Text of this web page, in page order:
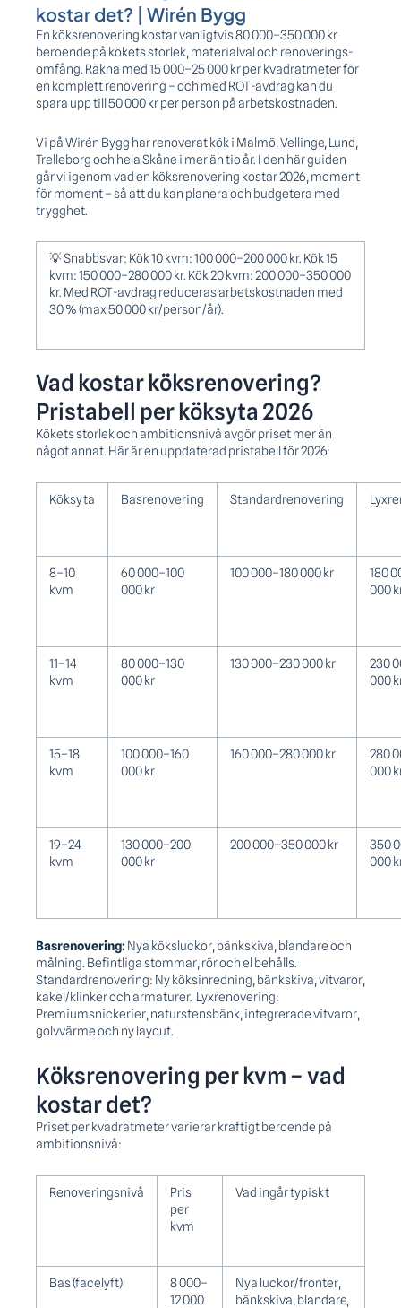
kostar det? | Wirén Bygg
En köksrenovering kostar vanligtvis 80 000–350 000 kr
beroende på kökets storlek, materialval och renoverings­
omfång. Räkna med 15 000–25 000 kr per kvadratmeter för
en komplett renovering – och med ROT-avdrag kan du
spara upp till 50 000 kr per person på arbetskostnaden.
Vi på Wirén Bygg har renoverat kök i Malmö, Vellinge, Lund,
Trelleborg och hela Skåne i mer än tio år. I den här guiden
går vi igenom vad en köksrenovering kostar 2026, moment
för moment – så att du kan planera och budgetera med
trygghet.
💡Snabbsvar: Kök 10 kvm: 100 000–200 000 kr. Kök 15
kvm: 150 000–280 000 kr. Kök 20 kvm: 200 000–350 000
kr. Med ROT-avdrag reduceras arbetskostnaden med
30 % (max 50 000 kr/person/år).
Vad kostar köksrenovering?
Pristabell per köksyta 2026
Kökets storlek och ambitionsnivå avgör priset mer än
något annat. Här är en uppdaterad pristabell för 2026:
Köksyta Basrenovering Standardrenovering
8–10
kvm
60 000–100
000 kr
100 000–180 000 kr
180
000
11–14
kvm
80 000–130
000 kr
130 000–230 000 kr
230
000
15–18
kvm
100 000–160
000 kr
160 000–280 000 kr
280
000
19–24
kvm
130 000–200
000 kr
200 000–350 000 kr
350
000
Basrenovering: Nya köksluckor, bänkskiva, blandare och
målning. Befintliga stommar, rör och el behålls.
Standardrenovering: Ny köksinredning, bänkskiva, vitvaror,
kakel/klinker och armaturer. Lyxrenovering:
Premiumsnickerier, naturstensbänk, integrerade vitvaror,
golvvärme och ny layout.
Köksrenovering per kvm – vad
kostar det?
Priset per kvadratmeter varierar kraftigt beroende på
ambitionsnivå:
Renoveringsnivå
Pris
per
kvm
Vad ingår typiskt
Bas (facelyft)
8 000–
12 000
Nya luckor/fronter,
bänkskiva, blandare,